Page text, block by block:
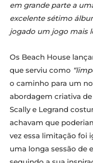
em grande parte a
excelente sétimo
jogado um jogo mais
Os Beach House
que serviu como
o caminho para um
abordagem criativa de
Scally e Legrand
achavam que
vez essa limitação foi
uma longa sessão de